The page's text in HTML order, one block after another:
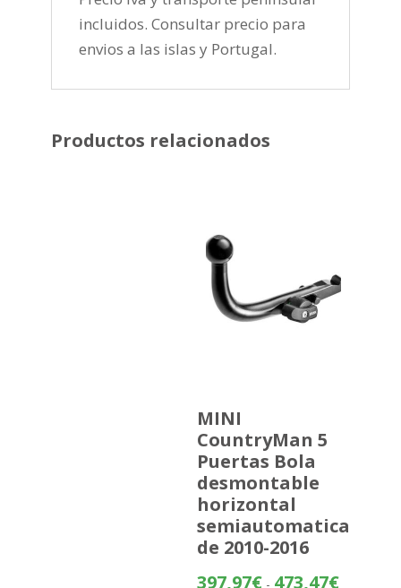
incluidos. Consultar precio para
envios a las islas y Portugal.
Productos relacionados
MINI
CountryMan 5
Puertas Bola
desmontable
horizontal
semiautomatica
de 2010-2016
397,97€ - 473,47€Rango